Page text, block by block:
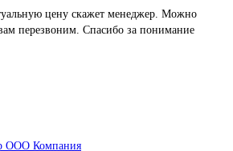
цену скажет менеджер. Можно
перезвоним. Спасибо за понимание